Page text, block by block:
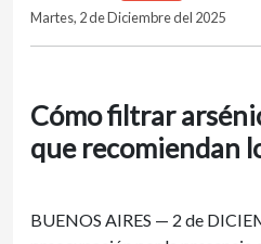
Martes, 2 de Diciembre del 2025
Cómo filtrar
que recomiendan
BUENOS AIRES — 2 de